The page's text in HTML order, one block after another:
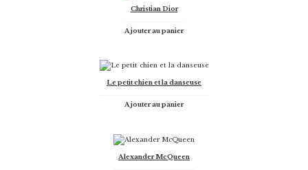
Christian Dior
Ajouter au panier
Le petit chien et la danseuse
Ajouter au panier
Alexander McQueen